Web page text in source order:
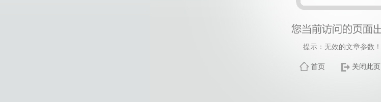
提示：无效的文章参数！
首页 关闭此页